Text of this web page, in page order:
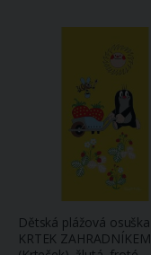
Dětská plážová osuška
KRTEK ZAHRADNÍKEM